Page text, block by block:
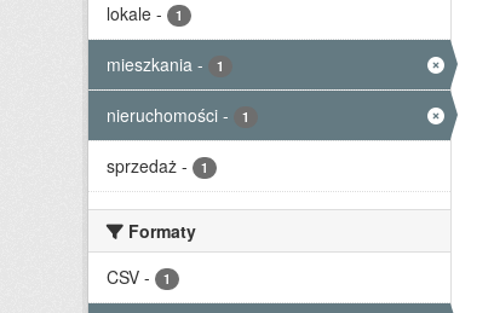
lokale - 1
mieszkania - 1
nieruchomości - 1
sprzedaż - 1
Formaty
CSV - 1